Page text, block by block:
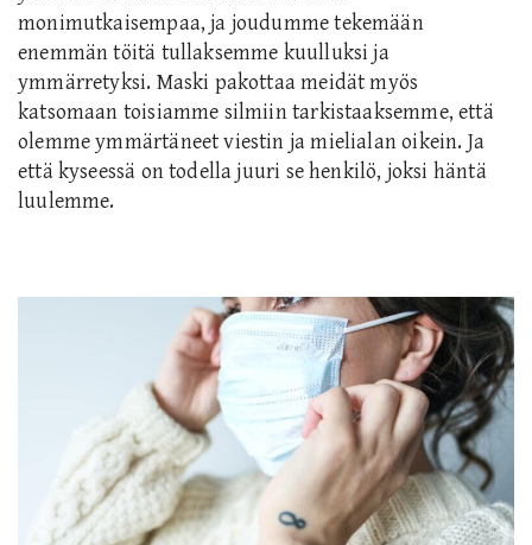
monimutkaisempaa, ja joudumme tekemään
enemmän töitä tullaksemme kuulluksi ja
ymmärretyksi. Maski pakottaa meidät myös
katsomaan toisiamme silmiin tarkistaaksemme, että
olemme ymmärtäneet viestin ja mielialan oikein. Ja
että kyseessä on todella juuri se henkilö, joksi häntä
luulemme.